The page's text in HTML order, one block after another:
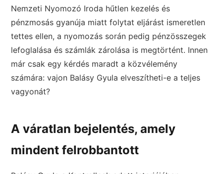
Nemzeti Nyomozó Iroda hűtlen kezelés és
pénzmosás gyanúja miatt folytat eljárást ismeretlen
tettes ellen, a nyomozás során pedig pénzösszegek
lefoglalása és számlák zárolása is megtörtént. Innen
már csak egy kérdés maradt a közvélemény
számára: vajon Balásy Gyula elveszítheti-e a teljes
vagyonát?
A váratlan bejelentés, amely
mindent felrobbantott